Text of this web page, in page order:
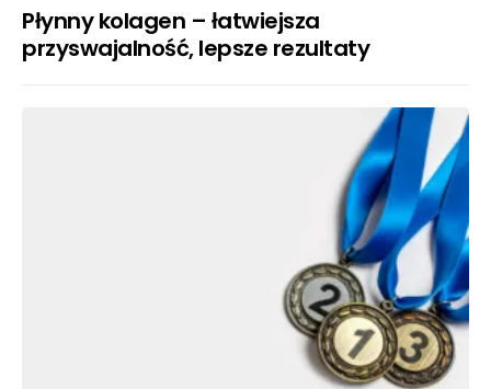
Płynny kolagen – łatwiejsza
przyswajalność, lepsze rezultaty